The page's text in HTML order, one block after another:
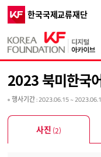
한국국제교류재단
2023 북미한국
행사기간: 2023.06.15 ~
사진 (2)